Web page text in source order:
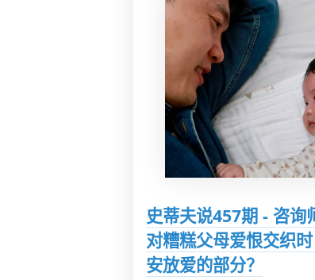
史蒂夫说457期 - 咨询
对糟糕父母爱恨交织
安放爱的部分？